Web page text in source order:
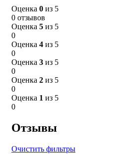
Оценка 0 из 5
0 отзывов
Оценка 5 из 5
0
Оценка 4 из 5
0
Оценка 3 из 5
0
Оценка 2 из 5
0
Оценка 1 из 5
0
Отзывы
Очистить фильтры